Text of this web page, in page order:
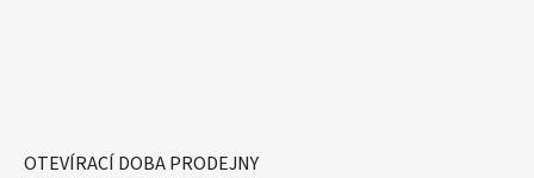
OTEVÍRACÍ DOBA PRODEJNY